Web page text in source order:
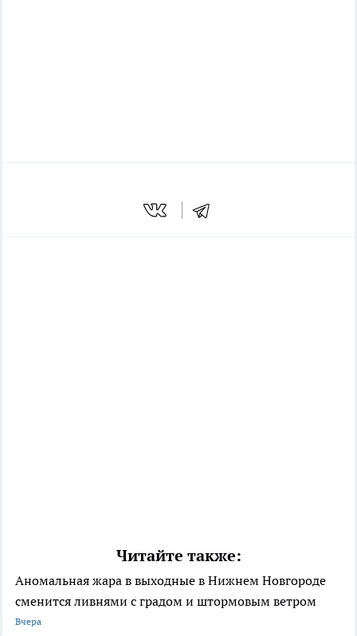
Читайте также:
Аномальная жара в выходные в Нижнем Новгороде
сменится ливнями с градом и штормовым ветром
Вчера